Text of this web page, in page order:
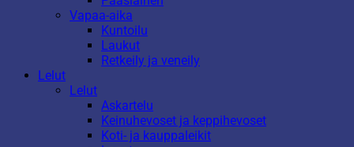
Vapaa-aika
Kuntoilu
Laukut
Retkeily ja veneily
Lelut
Lelut
Askartelu
Keinuhevoset ja keppihevoset
Koti- ja kauppaleikit